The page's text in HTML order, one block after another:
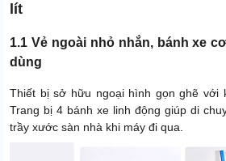
lít
1.1 Vẻ ngoài nhỏ nhắn, bánh xe
dùng
Thiết bị sở hữu ngoại hình gọn ghẽ với
Trang bị 4 bánh xe linh động giúp di
trầy xước sàn nhà khi máy đi qua.